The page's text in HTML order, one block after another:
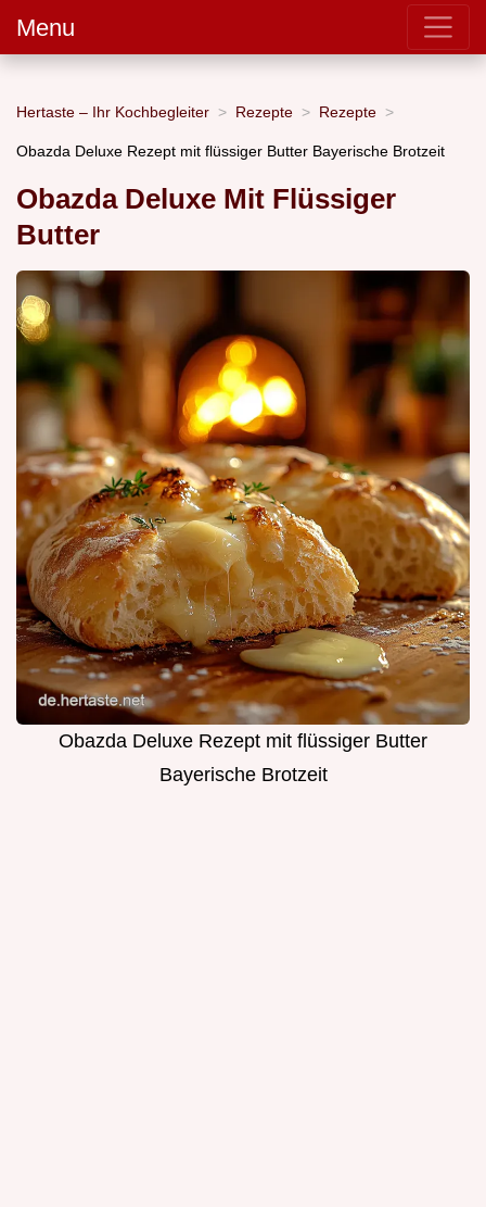
Menu
Hertaste – Ihr Kochbegleiter Rezepte Rezepte
Obazda Deluxe Rezept mit flüssiger Butter Bayerische Brotzeit
Obazda Deluxe Mit Flüssiger
Butter
Obazda Deluxe Rezept mit flüssiger Butter
Bayerische Brotzeit